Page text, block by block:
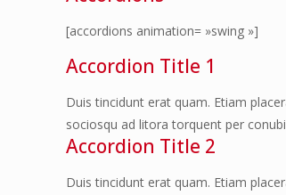
[accordions animation= »swing »]
Accordion Title 1
Duis tincidunt erat quam. Etiam
sociosqu ad litora torquent per
Accordion Title 2
Duis tincidunt erat quam. Etiam